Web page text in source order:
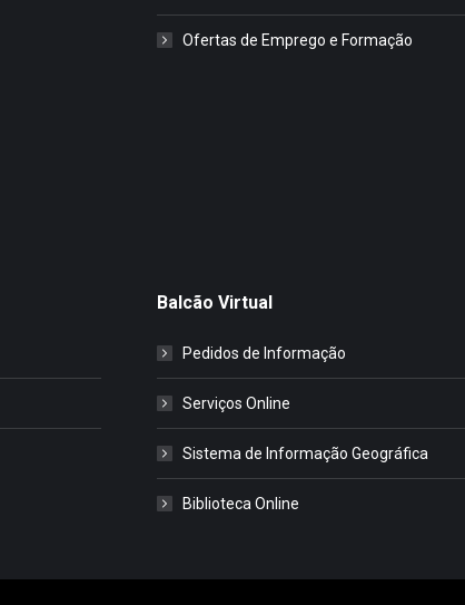
Ofertas de Emprego e Formação
Balcão Virtual
Pedidos de Informação
Serviços Online
Sistema de Informação Geográfica
Biblioteca Online